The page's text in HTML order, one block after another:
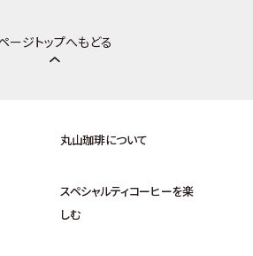
ージトップへもどる
丸山珈琲について
スペシャルティコーヒーを楽
しむ